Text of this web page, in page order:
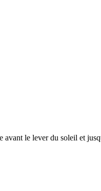
le lever du soleil et